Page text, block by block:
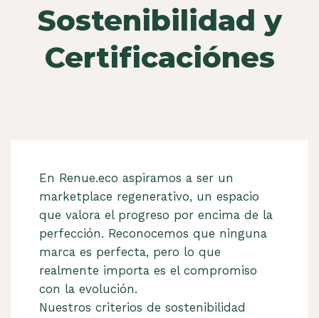
Sostenibilidad y
Certificaciónes
En Renue.eco aspiramos a ser un
marketplace regenerativo, un espacio
que valora el progreso por encima de la
perfección. Reconocemos que ninguna
marca es perfecta, pero lo que
realmente importa es el compromiso
con la evolución.
Nuestros criterios de sostenibilidad